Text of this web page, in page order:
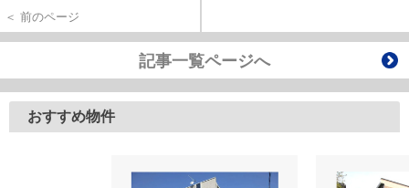
＜ 前のページ
記事一覧ページへ
おすすめ物件